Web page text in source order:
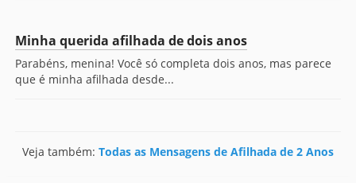
Minha querida afilhada de dois anos
Parabéns, menina! Você só completa dois anos, mas parece
que é minha afilhada desde...
Veja também: Todas as Mensagens de Afilhada de 2 Anos